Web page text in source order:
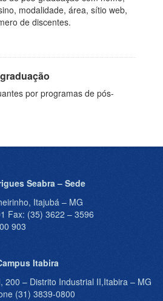
modalidade, área, sítio web,
de discentes.
por programas de pós-
Seabra – Sede
Itajubá – MG
Fax: (35) 3622 – 3596
903
Itabira
200 – Distrito Industrial II,Itabira – MG
(31) 3839-0800